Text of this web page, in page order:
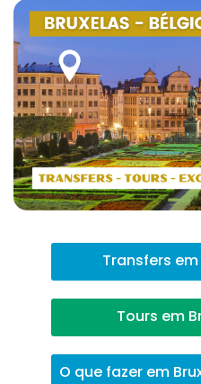
Transfers
Tours em
O que fazer em